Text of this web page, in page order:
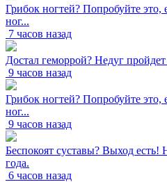
Грибок ногтей? Попробуйте это,
ног...
7 часов назад
Достал геморрой? Недуг
9 часов назад
Грибок ногтей? Попробуйте это,
ног...
9 часов назад
Беспокоят суставы? Выход есть!
года.
6 часов назад